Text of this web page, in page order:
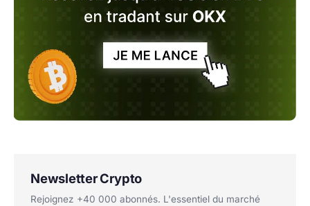
Newsletter Crypto
Rejoignez +40 000 abonnés. L'essentiel du marché